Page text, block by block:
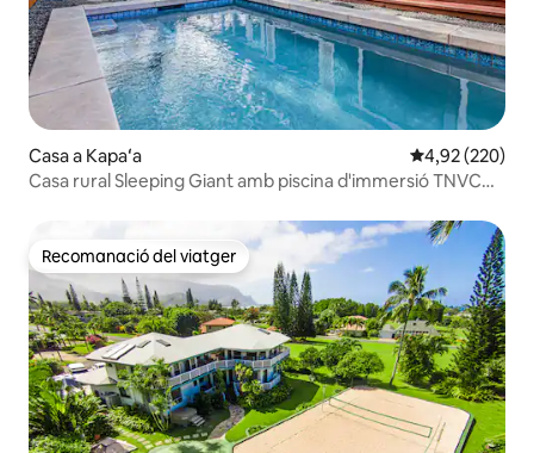
Casa a Kapaʻa 4,92 de
4,92 (220)
Casa rural Sleeping Giant amb piscina d'immersió TNVC
Recomanació del viatger
Recomanació del viatger